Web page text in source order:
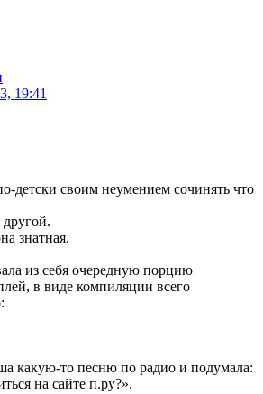
19:41
детски своим неумением сочинять что
знатная.
из себя очередную порцию
в виде компиляции всего
какую-то песню по радио и подумала:
на сайте п.ру?».